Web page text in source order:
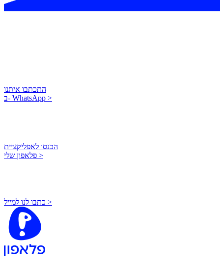
התכתבו איתנו
ב- WhatsApp >
הכנסו לאפליקציית
פלאפון שלי >
כתבו לנו למייל >